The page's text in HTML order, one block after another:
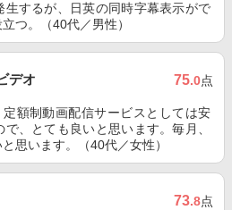
するが、日英の同時字幕表示がで
つ。（40代／男性）
デオ 75.0点
額制動画配信サービスとしては安
、とても良いと思います。毎月、
思います。（40代／女性）
73.8点